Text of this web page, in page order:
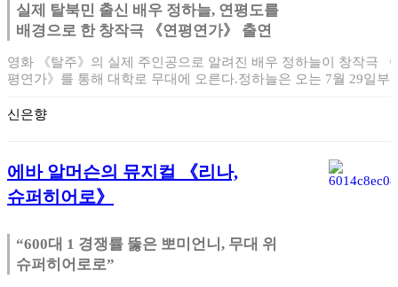
실제 탈북민 출신 배우 정하늘, 연평도를
배경으로 한 창작극 《연평연가》 출연
영화 《탈주》의 실제 주인공으로 알려진 배우 정하늘이 창작극 《
평연가》를 통해 대학로 무대에 오른다.정하늘은 오는 7월 29일부
신은향
에바 알머슨의 뮤지컬 《리나,
슈퍼히어로》
“600대 1 경쟁률 뚫은 뽀미언니, 무대 위
슈퍼히어로로”